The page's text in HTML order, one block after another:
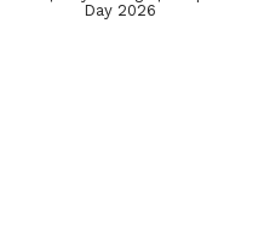
Day 2026